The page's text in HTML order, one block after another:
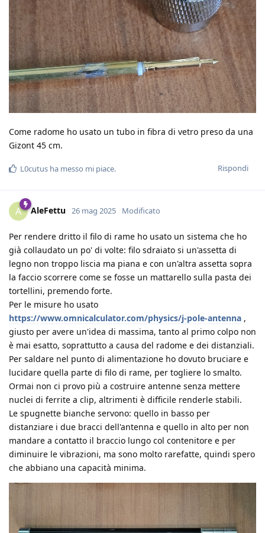
Come radome ho usato un tubo in fibra di vetro preso da una
Gizont 45 cm.
Rispondi
L0cutus ha messo mi piace.
A AleFettu 26 mag 2025 Modificato
Per rendere dritto il filo di rame ho usato un sistema che ho
già collaudato un po' di volte: filo sdraiato si un'assetta di
legno non troppo liscia ma piana e con un'altra assetta sopra
la faccio scorrere come se fosse un mattarello sulla pasta dei
tortellini, premendo forte.
Per le misure ho usato
https://www.omnicalculator.com/physics/j-pole-antenna ,
giusto per avere un'idea di massima, tanto al primo colpo non
è mai esatto, soprattutto a causa del radome e dei distanziali.
Per saldare nel punto di alimentazione ho dovuto bruciare e
lucidare quella parte di filo di rame, per togliere lo smalto.
Ormai non ci provo più a costruire antenne senza mettere
nuclei di ferrite a clip, altrimenti è difficile renderle stabili.
Le spugnette bianche servono: quello in basso per
distanziare i due bracci dell'antenna e quello in alto per non
mandare a contatto il braccio lungo col contenitore e per
diminuire le vibrazioni, ma sono molto rarefatte, quindi spero
che abbiano una capacità minima.